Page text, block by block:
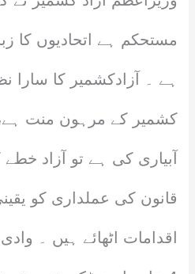
مستحکم ہے اتحادیوں کا
ہے ۔ آزادکشمیر کا سارا
کشمیر کے مرہون منت
آبیاری کی ہے تو آزاد
قانون کی عملداری کو
اقدامات اٹھائے ہیں ۔